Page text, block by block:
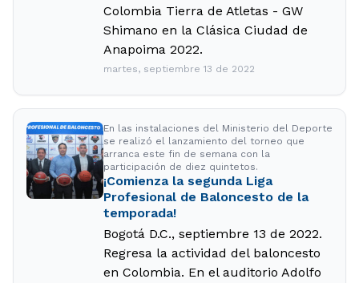
Colombia Tierra de Atletas - GW
Shimano en la Clásica Ciudad de
Anapoima 2022.
martes, septiembre 13 de 2022
En las instalaciones del Ministerio del Deporte
se realizó el lanzamiento del torneo que
arranca este fin de semana con la
participación de diez quintetos.
¡Comienza la segunda Liga
Profesional de Baloncesto de la
temporada!
Bogotá D.C., septiembre 13 de 2022.
Regresa la actividad del baloncesto
en Colombia. En el auditorio Adolfo